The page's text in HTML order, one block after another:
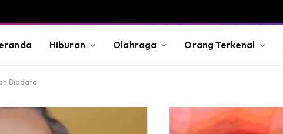
Hiburan Olahraga Orang Terkenal
Biodata